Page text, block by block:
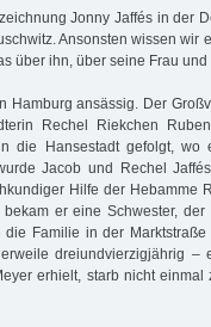
Jonny Jaffés in der
Ansonsten wissen wir
über ihn, über seine Frau
Hamburg ansässig. Der
Rechel Riekchen
die Hansestadt gefolgt, wo
Jacob und Rechel
Hilfe der Hebamme
er eine Schwester,
Familie in der
dreiundvierzigjährig –
erhielt, starb nicht einmal